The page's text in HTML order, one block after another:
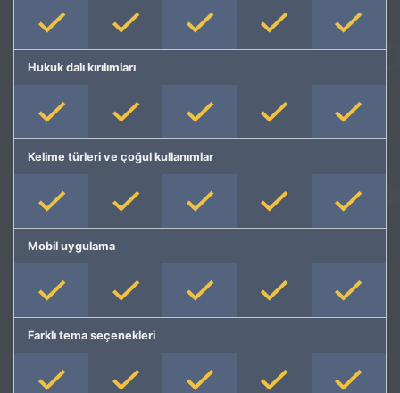
Hukuk dalı kırılımları
Kelime türleri ve çoğul kullanımlar
Mobil uygulama
Farklı tema seçenekleri